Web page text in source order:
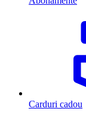
Carduri cadou